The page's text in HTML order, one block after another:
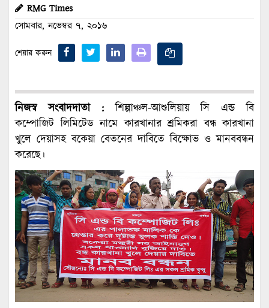
RMG Times
সোমবার, নভেম্বর ৭, ২০১৬
শেয়ার করুন
নিজস্ব সংবাদদাতা :শিল্পাঞ্চল-আশুলিয়ায় সি এন্ড বি
কম্পোজিট লিমিটেড নামে কারখানার শ্রমিকরা বন্ধ কারখানা
খুলে দেয়াসহ বকেয়া বেতনের দাবিতে বিক্ষোভ ও মানববন্ধন
করেছে।